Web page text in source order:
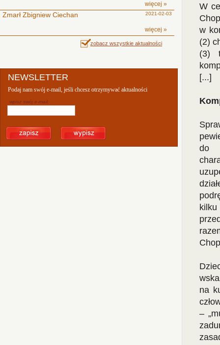
więcej »
Zmarł Zbigniew Ciechan 2021-02-03
więcej »
zobacz wszystkie aktualności
NEWSLETTER
Podaj nam swój e-mail, jeśli chcesz otrzymywać aktualności
wpisz swój e-mail:
W
w
(2)
(3)
[...]
do
na
–